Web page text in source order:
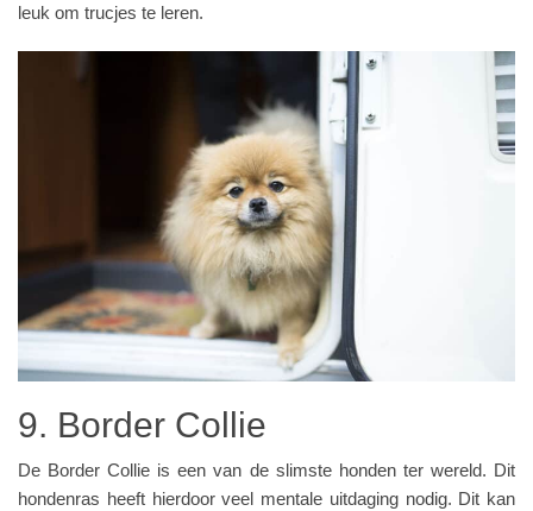
leuk om trucjes te leren.
9. Border Collie
De Border Collie is een van de slimste honden ter wereld. Dit
hondenras heeft hierdoor veel mentale uitdaging nodig. Dit kan